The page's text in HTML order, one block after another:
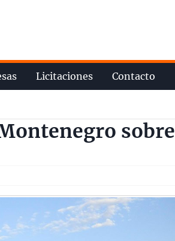
Licitaciones Contacto
sobre